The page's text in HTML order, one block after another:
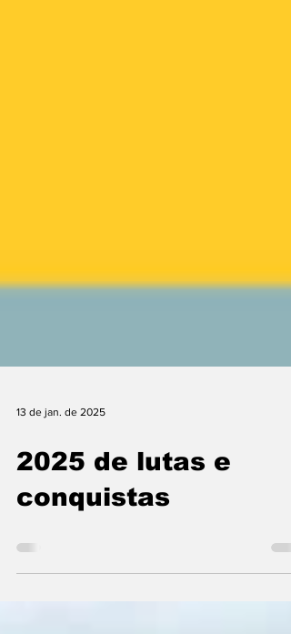
13 de jan. de 2025
2025 de lutas e
conquistas